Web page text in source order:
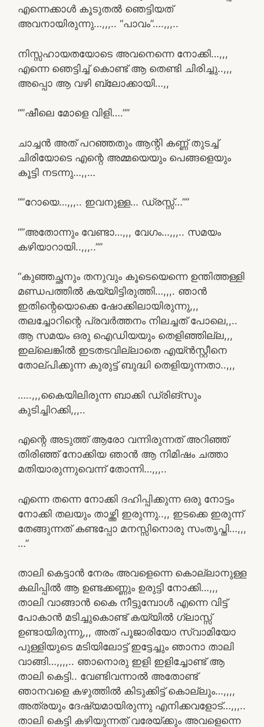
എന്നെക്കാൾ കൂടുതൽ ഞെട്ടിയത്
അവനായിരുന്നു…,,,.. “പാവം”….,,,..
നിസ്സഹായതയോടെ അവനെന്നെ നോക്കി…,,,
എന്നെ ഞെട്ടിച്ച് കൊണ്ട് ആ തെണ്ടി ചിരിച്ചു..,,,
അപ്പൊ ആ വഴി ബ്ലോക്കായി…,,
“”ഷീലെ മോളെ വിളി….””
ചാച്ചൻ അത്‌ പറഞ്ഞതും ആന്റി കണ്ണ് തുടച്ച്
ചിരിയോടെ എന്റെ അമ്മയെയും പെങ്ങളെയും
കൂട്ടി നടന്നു…,,…
“”റോയെ…,,,.. ഇവനുള്ള… ഡ്രസ്സ്…””
“”അതോന്നും വേണ്ടാ…,,, വേഗം…,,,.. സമയം
കഴിയാറായി..,,,..””
“കുഞ്ഞച്ഛനും തനുവും കൂടെയെന്നെ ഉന്തിത്തള്ളി
മണ്ഡപത്തിൽ കയ്യിട്ടിരുത്തി…,,,. ഞാൻ
ഇതിന്റെയൊക്കെ ഷോക്കിലായിരുന്നു,,,
തലച്ചോറിന്റെ പ്രവർത്തനം നിലച്ചത് പോലെ,,..
ആ സമയം ഒരു ഐഡിയയും തെളിഞ്ഞില്ല,,,
ഇല്ലെങ്കിൽ ഇടതടവില്ലാതെ എയ്ൻസ്റ്റീനെ
തോല്പിക്കുന്ന കുരുട്ട് ബുദ്ധി തെളിയുന്നതാ..,,,
…..,,,കൈയിലിരുന്ന ബാക്കി ഡ്രിങ്‌സും
കുടിച്ചിറക്കി,,,..
എന്റെ അടുത്ത് ആരോ വന്നിരുന്നത് അറിഞ്ഞ്
തിരിഞ്ഞ് നോക്കിയ ഞാൻ ആ നിമിഷം ചത്താ
മതിയാരുന്നുവെന്ന് തോന്നി…,,,..
എന്നെ തന്നെ നോക്കി ദഹിപ്പിക്കുന്ന ഒരു നോട്ടം
നോക്കി തലയും താഴ്ത്തി ഇരുന്നു..,, ഇടക്കെ ഇരുന്ന്
തേങ്ങുന്നത് കണ്ടപ്പോ മനസ്സിനൊരു സംതൃപ്തി…,,,
…”
താലി കെട്ടാൻ നേരം അവളെന്നെ കൊല്ലാനുള്ള
കലിപ്പിൽ ആ ഉണ്ടക്കണ്ണും ഉരുട്ടി നോക്കി…,,,
താലി വാങ്ങാൻ കൈ നീട്ടുമ്പോൾ എന്നെ വിട്ട്
പോകാൻ മടിച്ചുകൊണ്ട് കയ്യിൽ ഗ്ലാസ്സ്
ഉണ്ടായിരുന്നു,,, അത്‌ പൂജാരിയോ സ്വാമിയോ
പുള്ളിയുടെ മടിയിലോട്ട് ഇട്ടേച്ചും ഞാനാ താലി
വാങ്ങി…,,,,.. ഞാനൊരു ഇളി ഇളിച്ചോണ്ട് ആ
താലി കെട്ടി.. വേണ്ടിവന്നാൽ അതോണ്ട്
ഞാനവളെ കഴുത്തിൽ കിടുക്കിട്ട് കൊല്ലും…,,,,
അത്രയും ദേഷ്യമായിരുന്നു എനിക്കവളോട്…,,,..
താലി കെട്ടി കഴിയുന്നത് വരേയ്ക്കും അവളെന്നെ